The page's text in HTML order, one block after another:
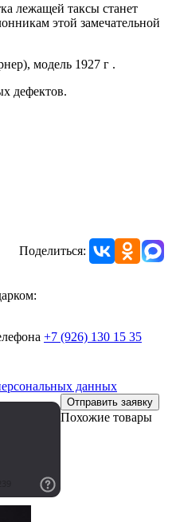
лежащей таксы станет
этой замечательной
модель 1927 г .
дефектов.
Поделиться:
+7 (926) 130 15 35
данных
Отправить заявку
Похожие товары